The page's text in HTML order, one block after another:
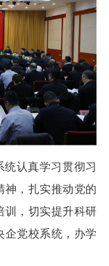
认真学习贯彻习
神，扎实推动党的
训，切实提升科研
企党校系统，办学